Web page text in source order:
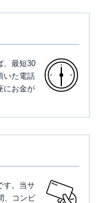
、最短30
いた電話
にお金が
す。当サ
、コンビ